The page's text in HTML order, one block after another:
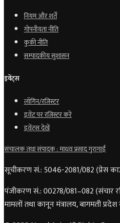
नियम और शर्तें
गोपनीयता नीति
कुकी नीति
सम्पादकीय सुशासन
इवेंट्स
लॉगिन/रजिस्टर
इवेंट पर रजिस्टर करें
इवेंट्स देखें
संचालक तथा संपादक : माधव प्रसाद गुरागाईं
सूचीकरण सं.: 5046-2081/082 (प्रेस
पंजीकरण सं.: 00278/081–082 (संचार
मामलों तथा कानून मंत्रालय, बागमती